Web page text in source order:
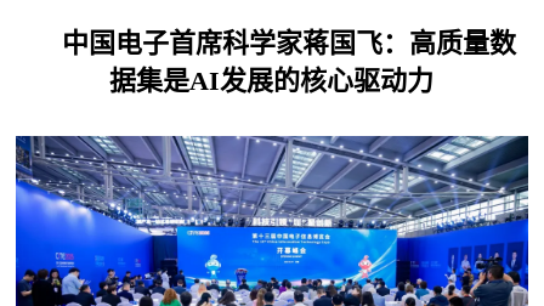
中国电子首席科学家蒋国飞：高质量数
据集是AI发展的核心驱动力